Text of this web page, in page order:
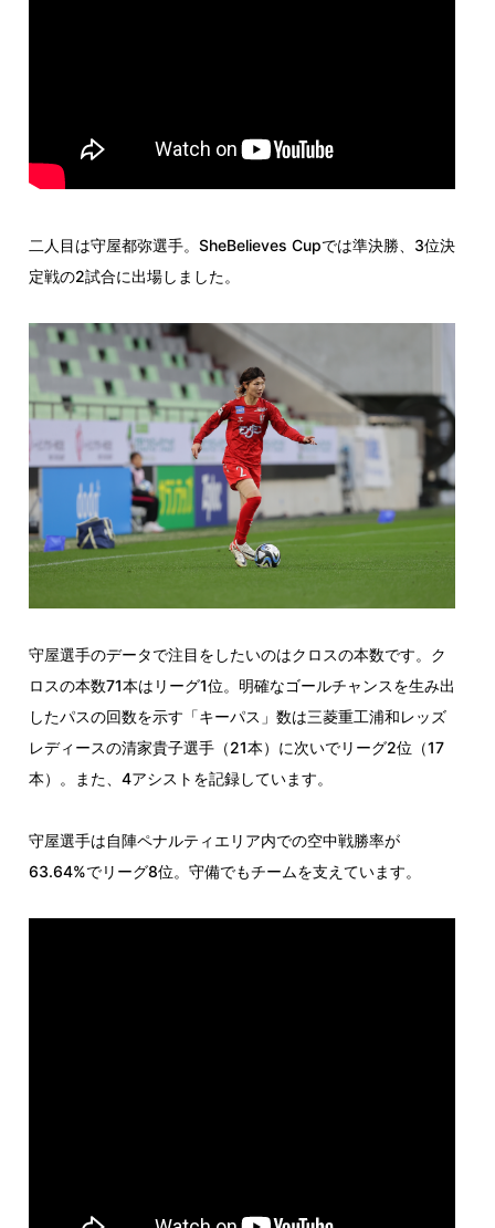
二人目は守屋都弥選手。SheBelieves Cupでは準決勝、3位決
定戦の2試合に出場しました。
守屋選手のデータで注目をしたいのはクロスの本数です。ク
ロスの本数71本はリーグ1位。明確なゴールチャンスを生み出
したパスの回数を示す「キーパス」数は三菱重工浦和レッズ
レディースの清家貴子選手（21本）に次いでリーグ2位（17
本）。また、4アシストを記録しています。
守屋選手は自陣ペナルティエリア内での空中戦勝率が
63.64%でリーグ8位。守備でもチームを支えています。